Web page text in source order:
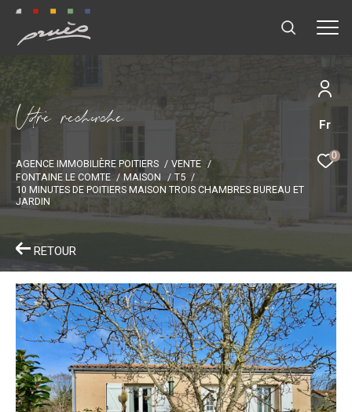
Fr
0
Vore recece
AGENCE IMMOBILIÈRE POITIERS
VENTE
FONTAINE LE COMTE
MAISON
T5
10 MINUTES DE POITIERS MAISON TROIS CHAMBRES BUREAU ET
JARDIN
RETOUR